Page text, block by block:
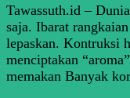
Anak
dalam
Mimpi
Buruk
Tawassuth.id –
saja. Ibarat
lepaskan. Kontruksi
menciptakan
memakan Banyak